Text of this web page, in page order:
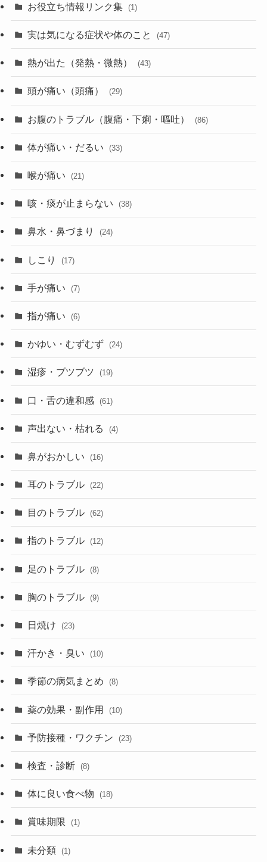
お役立ち情報リンク集 (1)
実は気になる症状や体のこと (47)
熱が出た（発熱・微熱） (43)
頭が痛い（頭痛） (29)
お腹のトラブル（腹痛・下痢・嘔吐） (86)
体が痛い・だるい (33)
喉が痛い (21)
咳・痰が止まらない (38)
鼻水・鼻づまり (24)
しこり (17)
手が痛い (7)
指が痛い (6)
かゆい・むずむず (24)
湿疹・ブツブツ (19)
口・舌の違和感 (61)
声出ない・枯れる (4)
鼻がおかしい (16)
耳のトラブル (22)
目のトラブル (62)
指のトラブル (12)
足のトラブル (8)
胸のトラブル (9)
日焼け (23)
汗かき・臭い (10)
季節の病気まとめ (8)
薬の効果・副作用 (10)
予防接種・ワクチン (23)
検査・診断 (8)
体に良い食べ物 (18)
賞味期限 (1)
未分類 (1)